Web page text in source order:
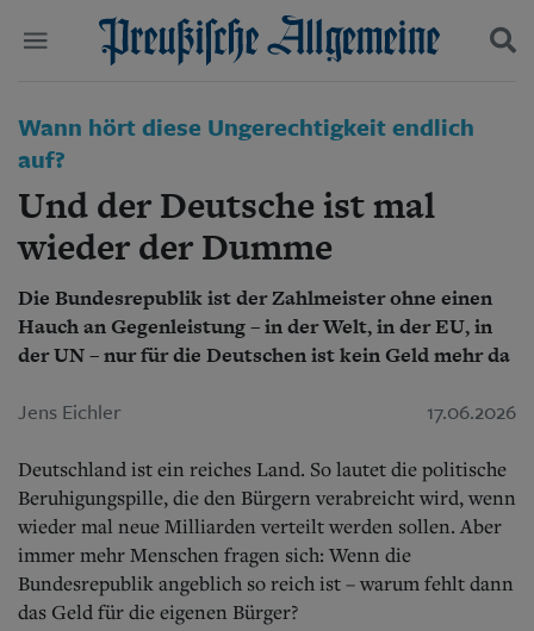
Start
Wer wir sind
Aktuelle Ausgabe
Abonnenten-Login
Abonnent werden
Abo Prämien
Politik
Kultur
Panorama
Gesellschaft
Leben
Ostpreußen
Pommern
Berlin-Brandenburg
Suchen und finden
Wann hört diese Ungerechtigkeit endlich
auf?
Und der Deutsche ist mal
wieder der Dumme
Die Bundesrepublik ist der Zahlmeister ohne einen
Hauch an Gegenleistung – in der Welt, in der EU, in
der UN – nur für die Deutschen ist kein Geld mehr da
Jens Eichler 17.06.2026
Deutschland ist ein reiches Land. So lautet die politische
Beruhigungspille, die den Bürgern verabreicht wird, wenn
wieder mal neue Milliarden verteilt werden sollen. Aber
immer mehr Menschen fragen sich: Wenn die
Bundesrepublik angeblich so reich ist – warum fehlt dann
das Geld für die eigenen Bürger?